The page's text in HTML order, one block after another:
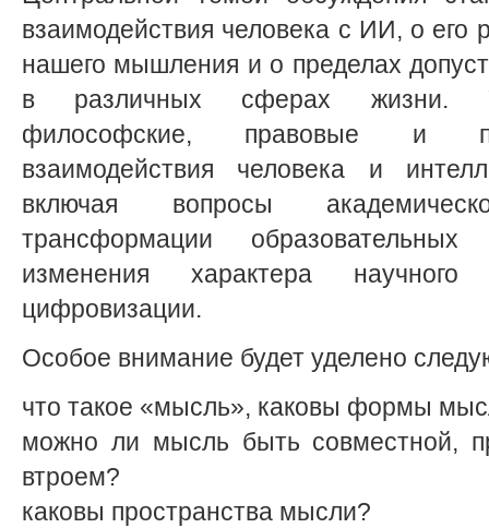
взаимодействия человека с ИИ, о
нашего мышления и о пределах
в различных сферах жизни.
философские, правовые и
взаимодействия человека и
включая вопросы
трансформации
изменения характера
цифровизации.
Особое внимание будет уделено
что такое «мысль», каковы формы
можно ли мысль быть совместной,
втроем?
каковы пространства мысли?